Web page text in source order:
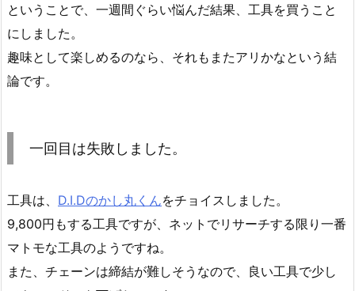
ということで、一週間ぐらい悩んだ結果、工具を買うこと
にしました。
趣味として楽しめるのなら、それもまたアリかなという結
論です。
一回目は失敗しました。
工具は、 D.I.Dのかし丸くんをチョイスしました。
9,800円もする工具ですが、ネットでリサーチする限り一番
マトモな工具のようですね。
また、チェーンは締結が難しそうなので、良い工具で少し